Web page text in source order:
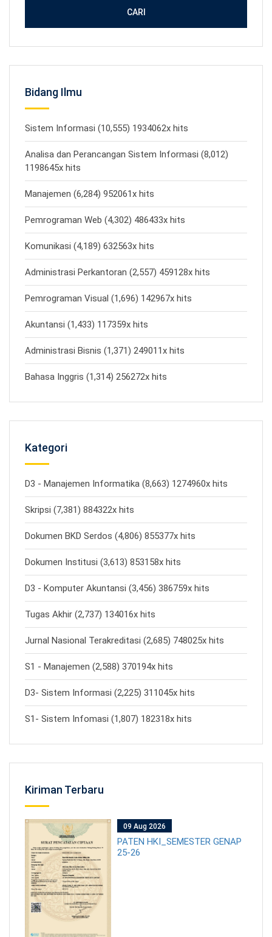
CARI
Bidang Ilmu
Sistem Informasi (10,555) 1934062x hits
Analisa dan Perancangan Sistem Informasi (8,012)
1198645x hits
Manajemen (6,284) 952061x hits
Pemrograman Web (4,302) 486433x hits
Komunikasi (4,189) 632563x hits
Administrasi Perkantoran (2,557) 459128x hits
Pemrograman Visual (1,696) 142967x hits
Akuntansi (1,433) 117359x hits
Administrasi Bisnis (1,371) 249011x hits
Bahasa Inggris (1,314) 256272x hits
Kategori
D3 - Manajemen Informatika (8,663) 1274960x hits
Skripsi (7,381) 884322x hits
Dokumen BKD Serdos (4,806) 855377x hits
Dokumen Institusi (3,613) 853158x hits
D3 - Komputer Akuntansi (3,456) 386759x hits
Tugas Akhir (2,737) 134016x hits
Jurnal Nasional Terakreditasi (2,685) 748025x hits
S1 - Manajemen (2,588) 370194x hits
D3- Sistem Informasi (2,225) 311045x hits
S1- Sistem Infomasi (1,807) 182318x hits
Kiriman Terbaru
09 Aug 2026
PATEN HKI_SEMESTER GENAP
25-26